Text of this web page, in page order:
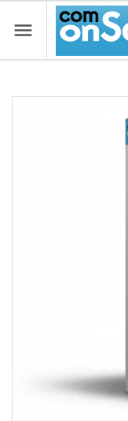
